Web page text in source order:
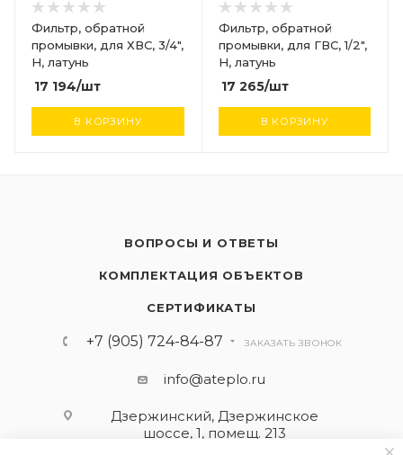
Фильтр, обратной
промывки, для ХВС, 3/4",
Н, латунь
17 194/шт
В КОРЗИНУ
Фильтр, обратной
промывки, для ГВС, 1/2",
Н, латунь
17 265/шт
В КОРЗИНУ
ВОПРОСЫ И ОТВЕТЫ
КОМПЛЕКТАЦИЯ ОБЪЕКТОВ
СЕРТИФИКАТЫ
+7 (905) 724-84-87 ЗАКАЗАТЬ ЗВОНОК
info@ateplo.ru
Дзержинский, Дзержинское
шоссе, 1, помещ. 213